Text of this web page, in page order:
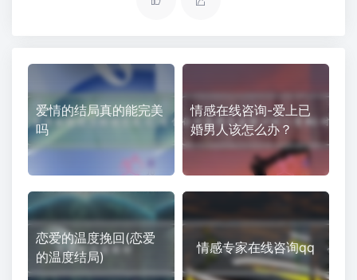
爱情的结局真的能完美
吗
情感在线咨询-爱上已
婚男人该怎么办？
恋爱的温度挽回(恋爱
的温度结局)
情感专家在线咨询qq